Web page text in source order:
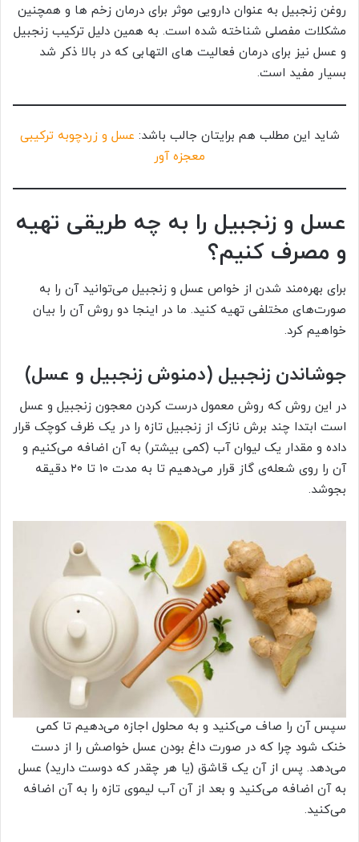
روغن زنجبیل به عنوان دارویی موثر برای درمان زخم ها و همچنین
مشکلات مفصلی شناخته شده است. به همین دلیل ترکیب زنجبیل
و عسل نیز برای درمان فعالیت های التهابی که در بالا ذکر شد
بسیار مفید است.
شاید این مطلب هم برایتان جالب باشد: عسل و زردچوبه ترکیبی
معجزه آور
عسل و زنجبیل را به چه طریقی تهیه
و مصرف کنیم؟
برای بهره‌مند شدن از خواص عسل و زنجبیل می‌توانید آن را به
صورت‌های مختلفی تهیه کنید. ما در اینجا دو روش آن را بیان
خواهیم کرد.
جوشاندن زنجبیل (دمنوش زنجبیل و عسل)
در این روش که روش معمول درست کردن معجون زنجبیل و عسل
است ابتدا چند برش نازک از زنجبیل تازه را در یک ظرف کوچک قرار
داده و مقدار یک لیوان آب (کمی بیشتر) به آن اضافه می‌کنیم و
آن را روی شعله‌ی گاز قرار می‌دهیم تا به مدت ۱۰ تا ۲۰ دقیقه
بجوشد.
سپس آن را صاف می‌کنید و به محلول اجازه می‌دهیم تا کمی
خنک شود چرا که در صورت داغ بودن عسل خواصش را از دست
می‌دهد. پس از آن یک قاشق (یا هر چقدر که دوست دارید) عسل
به آن اضافه می‌کنید و بعد از آن آب لیمو‌ی تازه را به آن اضافه
می‌کنید.